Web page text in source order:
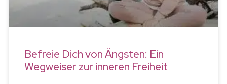
Befreie Dich von Ängsten: Ein
Wegweiser zur inneren Freiheit